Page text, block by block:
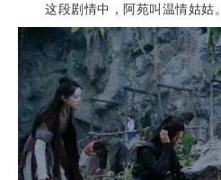
这段剧情中，阿苑叫温情姑姑。